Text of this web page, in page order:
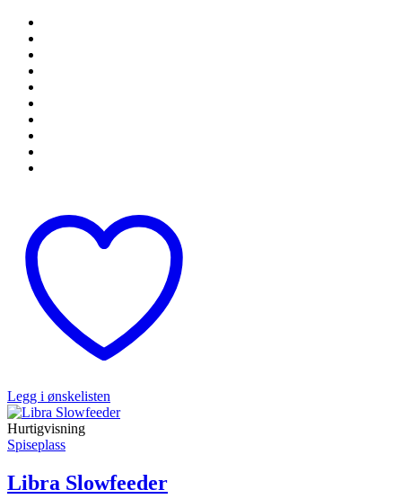
Legg i ønskelisten
Hurtigvisning
Spiseplass
Libra Slowfeeder